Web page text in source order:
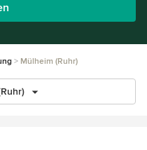
Mülheim (Ruhr)